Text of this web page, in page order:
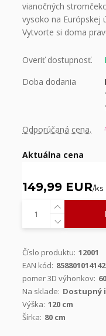
vianočných
vysoko na Európskej
Vytvorte si doma
Overiť dostupnosť.
Doba dodania
Odporúčaná cena.
Aktuálna cena
149,99 EUR/ks
Číslo produktu: 12001
EAN kód:
pomer 3D výhonkov:
Na sklade: Dostupný
Výška: 120 cm
Šírka: 80 cm